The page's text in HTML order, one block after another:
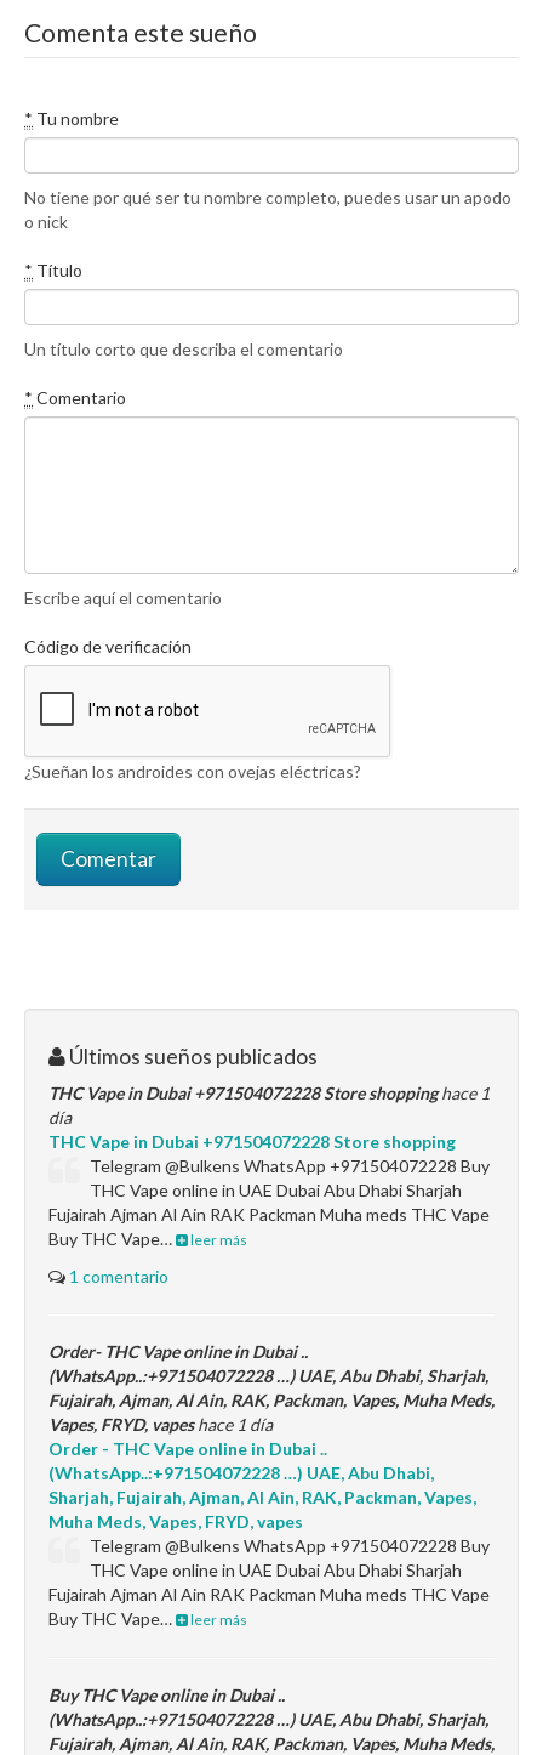
Comenta este sueño
* Tu nombre
No tiene por qué ser tu nombre completo, puedes usar un apodo
o nick
* Título
Un título corto que describa el comentario
* Comentario
Escribe aquí el comentario
Código de verificación
¿Sueñan los androides con ovejas eléctricas?
Últimos sueños publicados
THC Vape in Dubai +971504072228 Store shoppinghace 1
día
THC Vape in Dubai +971504072228 Store shopping
Telegram @Bulkens WhatsApp +971504072228 Buy
THC Vape online in UAE Dubai Abu Dhabi Sharjah
Fujairah Ajman Al Ain RAK Packman Muha meds THC Vape
Buy THC Vape…
leer más
1 comentario
Order- THC Vape online in Dubai ..
(WhatsApp..:+971504072228 …) UAE, Abu Dhabi, Sharjah,
Fujairah, Ajman, Al Ain, RAK, Packman, Vapes, Muha Meds,
Vapes, FRYD, vapeshace 1 día
Order - THC Vape online in Dubai ..
(WhatsApp..:+971504072228 …) UAE, Abu Dhabi,
Sharjah, Fujairah, Ajman, Al Ain, RAK, Packman, Vapes,
Muha Meds, Vapes, FRYD, vapes
Telegram @Bulkens WhatsApp +971504072228 Buy
THC Vape online in UAE Dubai Abu Dhabi Sharjah
Fujairah Ajman Al Ain RAK Packman Muha meds THC Vape
Buy THC Vape…
leer más
Buy THC Vape online in Dubai ..
(WhatsApp..:+971504072228 …) UAE, Abu Dhabi, Sharjah,
Fujairah, Ajman, Al Ain, RAK, Packman, Vapes, Muha Meds,